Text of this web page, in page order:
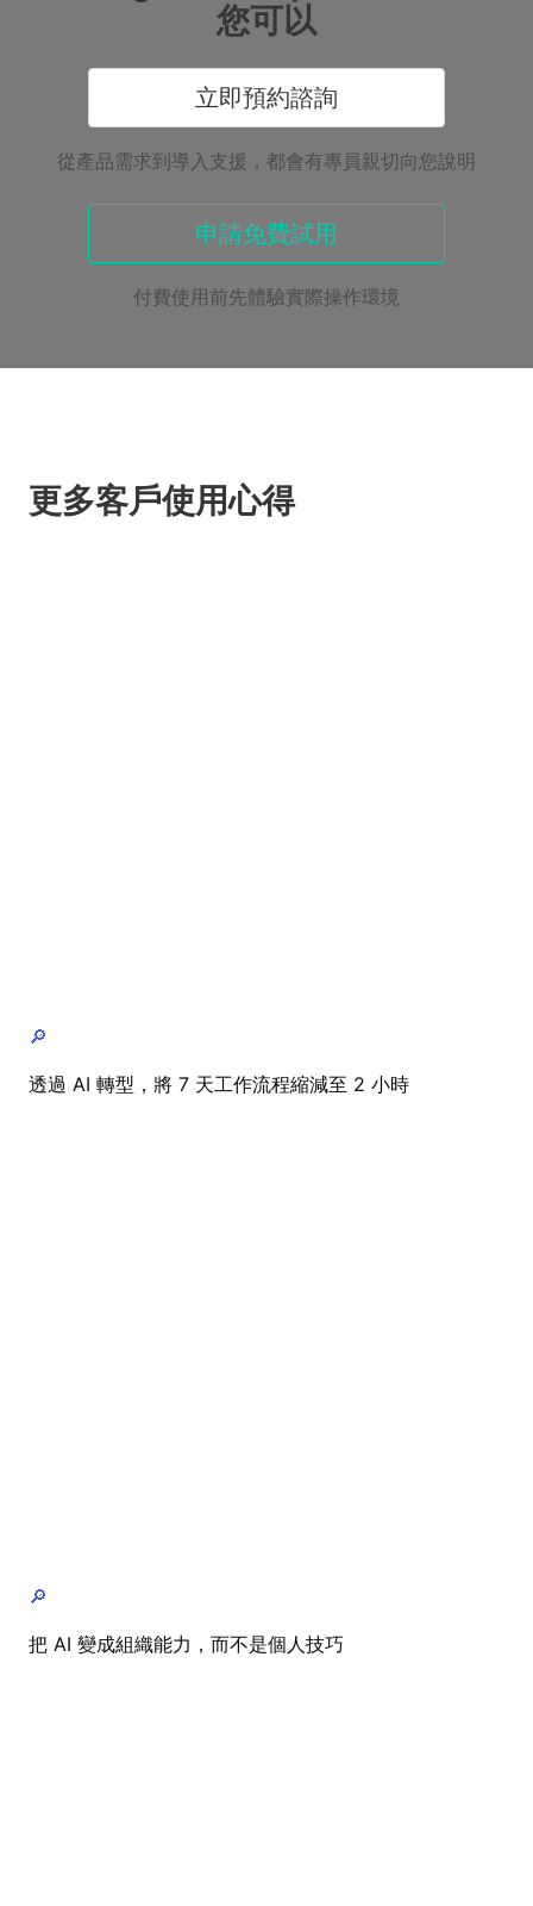
您可以
立即預約諮詢
從產品需求到導入支援，都會有專員親切向您說明
申請免費試用
付費使用前先體驗實際操作環境
更多客戶使用心得
🔎
透過 AI 轉型，將 7 天工作流程縮減至 2 小時
🔎
把 AI 變成組織能力，而不是個人技巧